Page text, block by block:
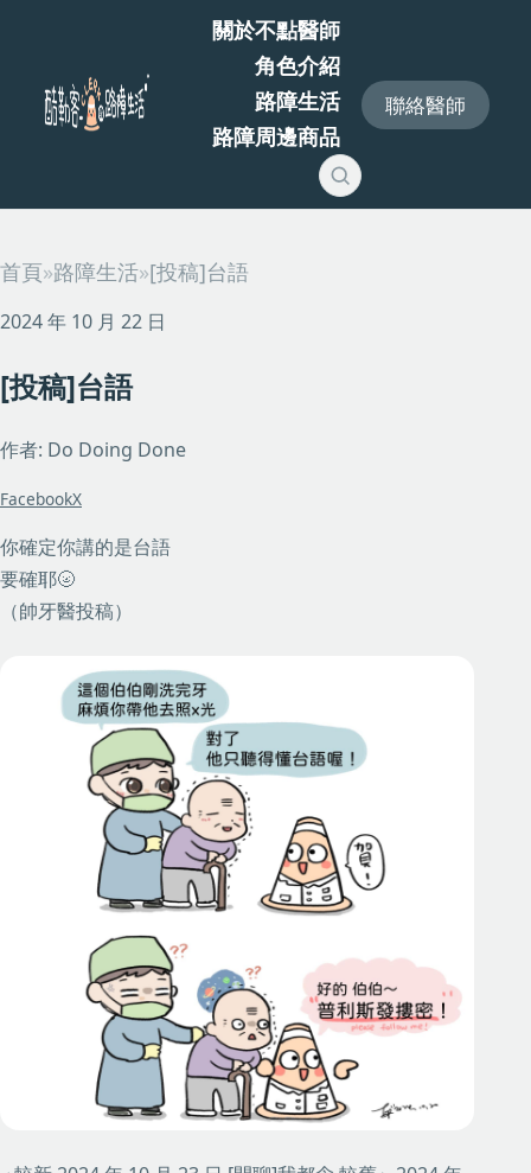
關於不點醫師
角色介紹
路障生活
路障周邊商品
聯絡醫師
首頁»路障生活»[投稿]台語
2024 年 10 月 22 日
[投稿]台語
作者: Do Doing Done
FacebookX
你確定你講的是台語
要確耶🌝
（帥牙醫投稿）